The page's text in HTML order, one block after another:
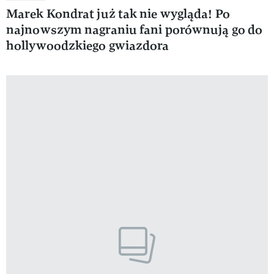
Marek Kondrat już tak nie wygląda! Po
najnowszym nagraniu fani porównują go do
hollywoodzkiego gwiazdora